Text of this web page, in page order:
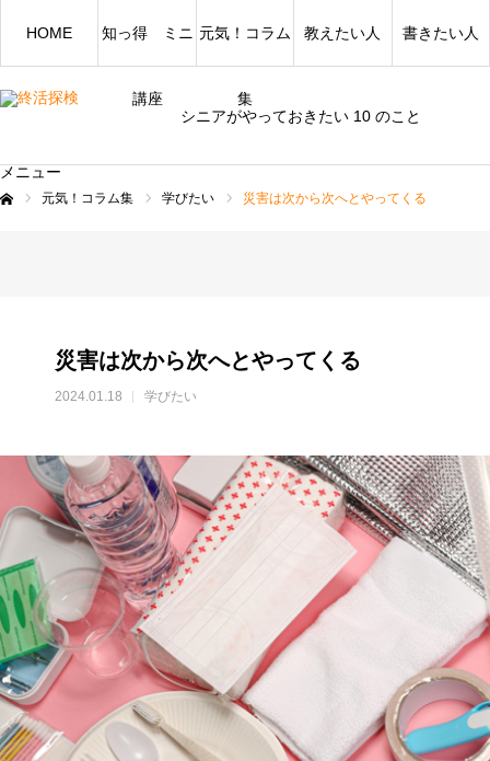
シニアがやっておきたい 10 のこと
メニュー
HOME 知っ得 ミニ
講座
元気！コラム
集
教えたい人 書きたい人
元気！コラム集 学びたい 災害は次から次へとやってくる
災害は次から次へとやってくる
2024.01.18 学びたい